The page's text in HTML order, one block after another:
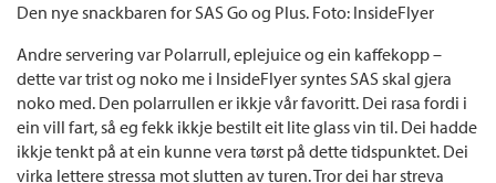
Den nye snackbaren for SAS Go og Plus. Foto: InsideFlyer
Andre servering var Polarrull, eplejuice og ein kaffekopp –
dette var trist og noko me i InsideFlyer syntes SAS skal gjera
noko med. Den polarrullen er ikkje vår favoritt. Dei rasa fordi i
ein vill fart, så eg fekk ikkje bestilt eit lite glass vin til. Dei hadde
ikkje tenkt på at ein kunne vera tørst på dette tidspunktet. Dei
virka lettere stressa mot slutten av turen. Tror dei har streva